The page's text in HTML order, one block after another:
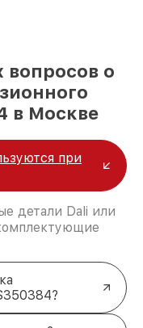
вопросов о
в Москве
при
детали Dali или